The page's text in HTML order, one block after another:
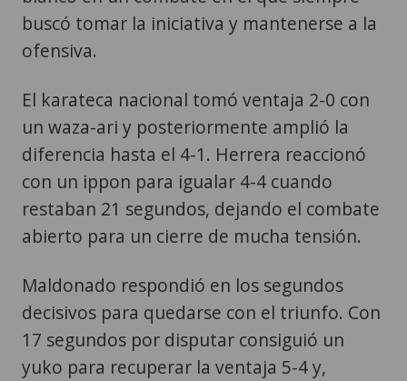
buscó tomar la iniciativa y mantenerse a la
ofensiva.
El karateca nacional tomó ventaja 2-0 con
un waza-ari y posteriormente amplió la
diferencia hasta el 4-1. Herrera reaccionó
con un ippon para igualar 4-4 cuando
restaban 21 segundos, dejando el combate
abierto para un cierre de mucha tensión.
Maldonado respondió en los segundos
decisivos para quedarse con el triunfo. Con
17 segundos por disputar consiguió un
yuko para recuperar la ventaja 5-4 y,